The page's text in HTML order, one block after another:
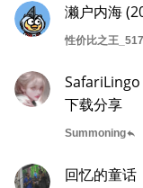
濑户内海
性价比之王
SafariLingo
下载分享
Summoningreply
回忆的童话